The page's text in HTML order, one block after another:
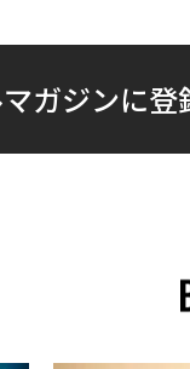
ガジンに登